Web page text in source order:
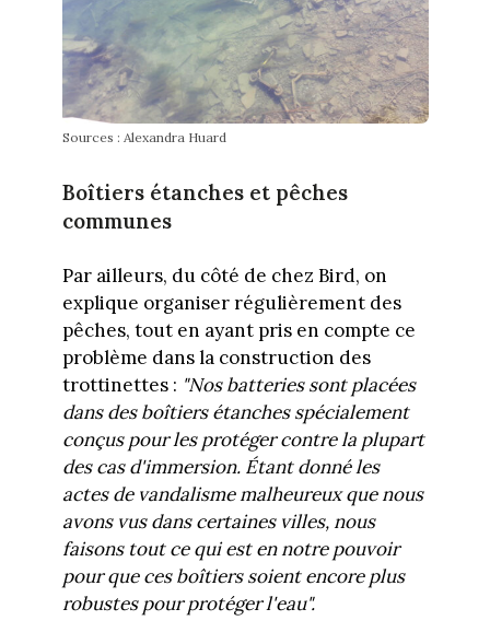
Sources : Alexandra Huard
Boîtiersétanches et pêches
communes
Par ailleurs, du côté de chez Bird, on
explique organiser régulièrement des
pêches, tout en ayant pris en compte ce
problème dans la construction des
trottinettes : "Nos batteries sont placées
dans des boîtiers étanches spécialement
conçus pour les protéger contre la plupart
des cas d'immersion. Étant donné les
actes de vandalisme malheureux que nous
avons vus dans certaines villes, nous
faisons tout ce qui est en notre pouvoir
pour que ces boîtiers soient encore plus
robustes pour protéger l'eau".